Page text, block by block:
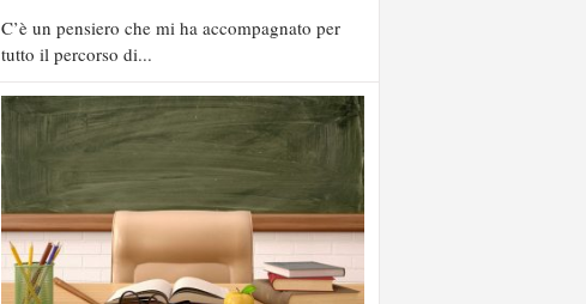
C’è un pensiero che mi ha accompagnato per
tutto il percorso di...